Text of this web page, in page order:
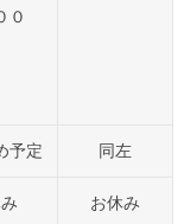
０
予定 同左
お休み